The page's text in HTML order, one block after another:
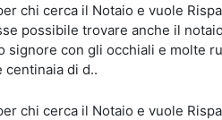
chi cerca il Notaio e vuole
possibile trovare anche il
signore con gli occhiali e molte
centinaia di d..
chi cerca il Notaio e vuole